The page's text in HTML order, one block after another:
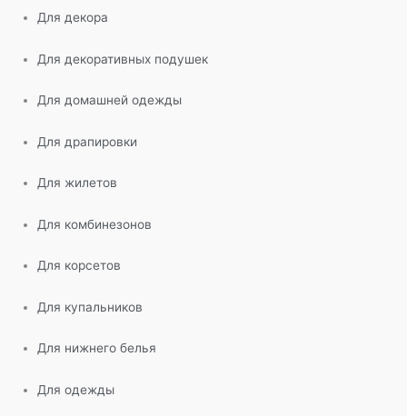
Для декора
Для декоративных подушек
Для домашней одежды
Для драпировки
Для жилетов
Для комбинезонов
Для корсетов
Для купальников
Для нижнего белья
Для одежды